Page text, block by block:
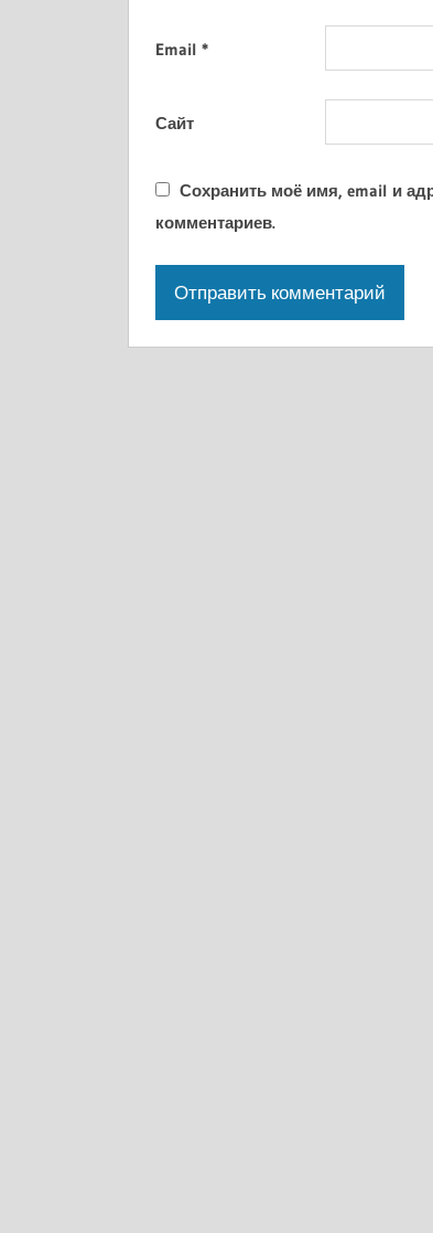
Email *
Сайт
Сохранить моё имя, email и
комментариев.